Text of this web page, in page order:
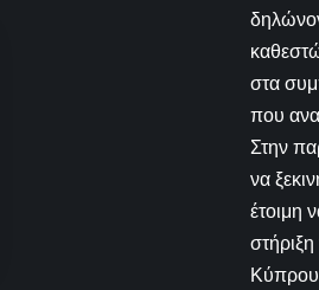
στα
που
Στην
να
έτοιμη
Κύπρου